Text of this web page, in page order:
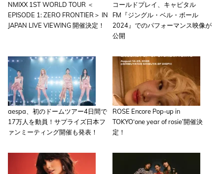
NMIXX 1ST WORLD TOUR ＜
EPISODE 1: ZERO FRONTIER＞ IN
JAPAN LIVE VIEWING 開催決定！
コールドプレイ、キャピタル
FM『ジングル・ベル・ボール
2024』でのパフォーマンス映像が
公開
aespa、初のドームツアー4日間で
17万人を動員！サプライズ日本フ
ァンミーティング開催も発表！
ROSE Encore Pop-up in
TOKYO‘one year of rosie’開催決
定！